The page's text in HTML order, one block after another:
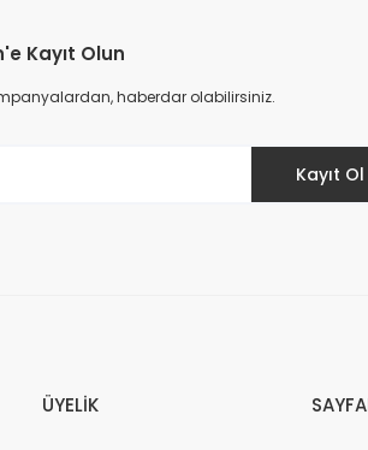
Kayıt Olun
haberdar olabilirsiniz.
Kayıt Ol
ÜYELİK